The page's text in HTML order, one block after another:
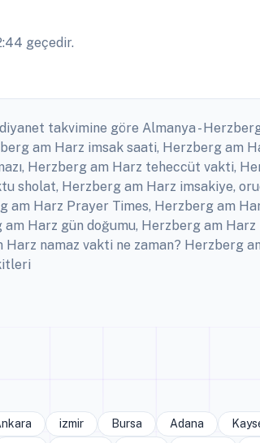
geçedir.
takvimine göre Almanya -
am Harz imsak saati, Herzberg am
Herzberg am Harz teheccüt vakti,
sholat, Herzberg am Harz imsakiye,
am Harz Prayer Times, Herzberg am
am Harz gün doğumu, Herzberg am
namaz vakti ne zaman? Herzberg
izmir Bursa Adana